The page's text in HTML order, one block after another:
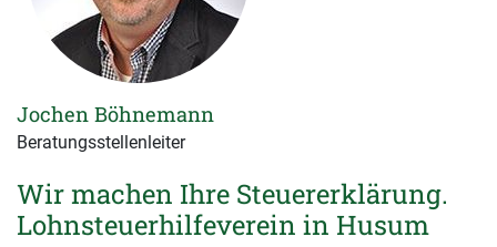
Wir machen Ihre Steuererklärung.
Lohnsteuerhilfeverein in Husum
Jochen Böhnemann
Beratungsstellenleiter